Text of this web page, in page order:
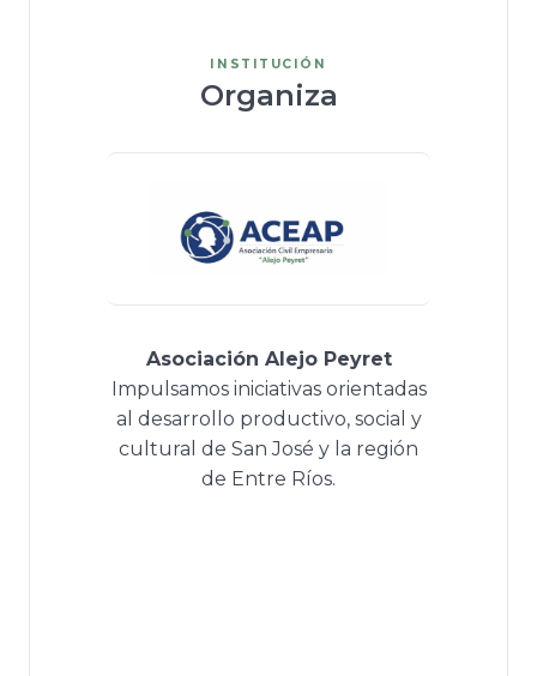
INSTITUCIÓN
Organiza
Asociación Alejo Peyret
Impulsamos iniciativas orientadas
al desarrollo productivo, social y
cultural de San José y la región
de Entre Ríos.